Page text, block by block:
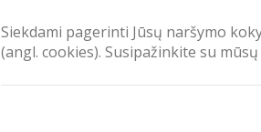
Siekdami pagerinti Jūsų naršymo
(angl. cookies). Susipažinkite su mūsų
Šaudymas į